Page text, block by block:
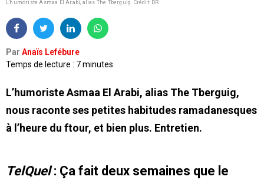
L'humoriste Asmaa El Arabi, alias The Tberguig. Crédit: DR
Par Anaïs Lefébure
Temps de lecture : 7 minutes
L’humoriste Asmaa El Arabi, alias The Tberguig,
nous raconte ses petites habitudes ramadanesques
à l’heure du ftour, et bien plus. Entretien.
TelQuel: Ça fait deux semaines que le